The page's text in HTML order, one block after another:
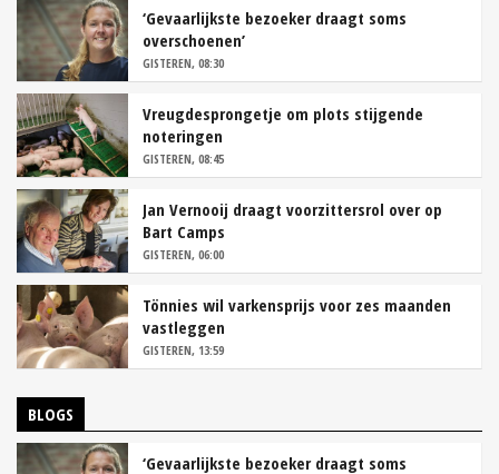
‘Gevaarlijkste bezoeker draagt soms
overschoenen’
GISTEREN, 08:30
Vreugdesprongetje om plots stijgende
noteringen
GISTEREN, 08:45
Jan Vernooij draagt voorzittersrol over op
Bart Camps
GISTEREN, 06:00
Tönnies wil varkensprijs voor zes maanden
vastleggen
GISTEREN, 13:59
BLOGS
‘Gevaarlijkste bezoeker draagt soms